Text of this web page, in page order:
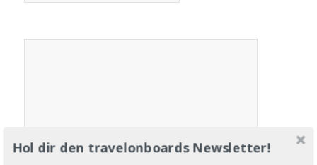
Hol dir den travelonboards Newsletter!